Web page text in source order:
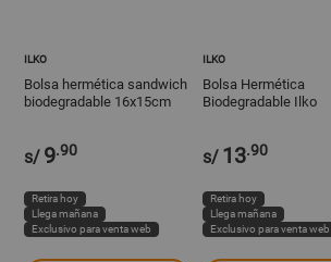
ILKO
Bolsa hermética sandwich
biodegradable 16x15cm
s/ 9.90
Retira hoy
Llega mañana
Exclusivo para venta web
ILKO
Bolsa Hermética
Biodegradable Ilko
s/ 13.90
Retira hoy
Llega mañana
Exclusivo para venta web